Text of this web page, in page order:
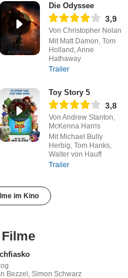
Die Odyssee
3,9
Von Christopher Nolan
Mit Matt Damon, Tom
Holland, Anne
Hathaway
Trailer
Toy Story 5
3,8
Von Andrew Stanton,
McKenna Harris
Mit Michael Bully
Herbig, Tom Hanks,
Walter von Hauff
Trailer
im Kino
Bezzel, Simon Schwarz